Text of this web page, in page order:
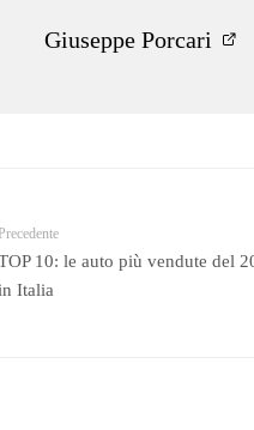
Giuseppe Porcari
Precedente
10: le auto più vendute del
Italia